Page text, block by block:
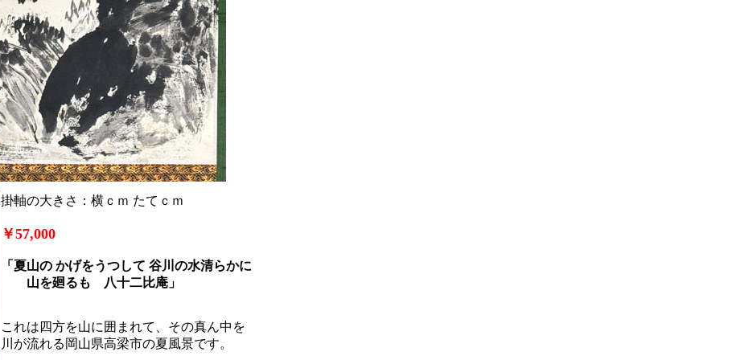
掛軸の大きさ：横ｃｍ たてｃｍ
￥57,000
「夏山の かげをうつして 谷川の水清らかに
山を廻るも 八十二比庵」
これは四方を山に囲まれて、その真ん中を
川が流れる岡山県高梁市の夏風景です。